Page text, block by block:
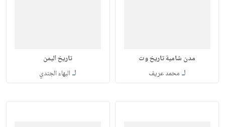
مدن شامية تاريخ وت
لـ محمد عريف
تاريخ اليمن
لـ البهاء الجندي